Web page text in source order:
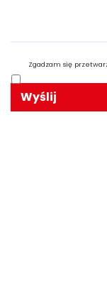
Zgadzam się